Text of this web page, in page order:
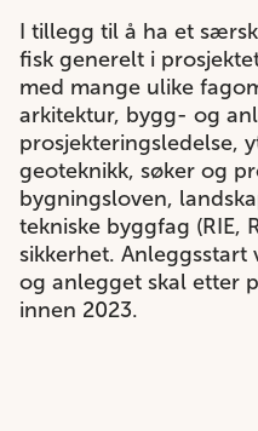
I tillegg til å ha et
fisk generelt i
med mange ulike
arkitektur, bygg- og
prosjekteringsledelse,
geoteknikk, søker og
bygningsloven,
tekniske byggfag (RIE,
sikkerhet.
og anlegget skal etter
innen 2023.